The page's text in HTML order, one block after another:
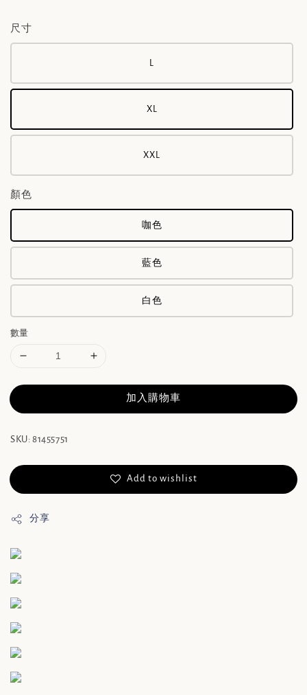
尺寸
L
XL
XXL
顏色
咖色
藍色
白色
數量
加入購物車
SKU: 81455751
Add to wishlist
分享